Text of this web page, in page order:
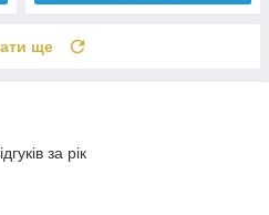
ще
за рік